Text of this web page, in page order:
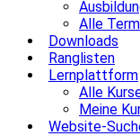
Alle
Downloads
Ranglisten
Lernplattform
Alle
Meine
Website-